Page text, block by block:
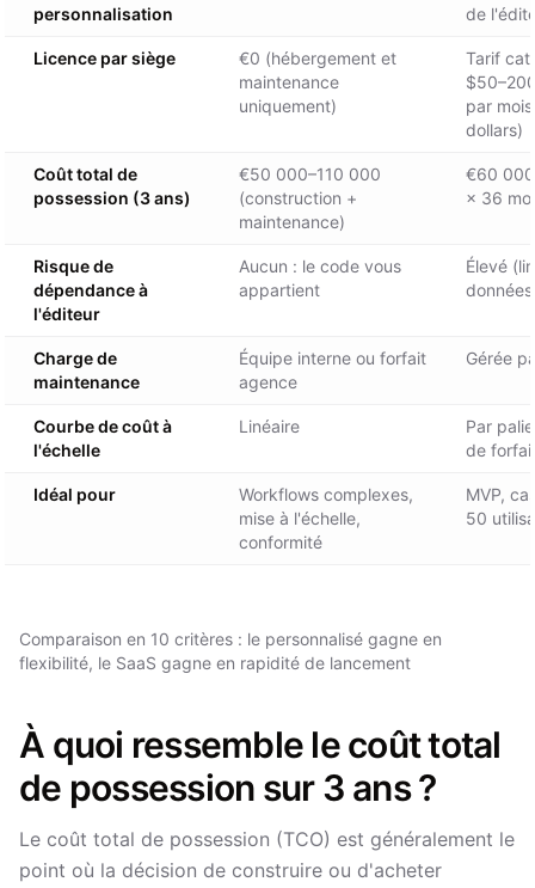
personnalisation de
Licence par siège
€0 (hébergement et
maintenance
uniquement)
Tarif
par
dollars)
Coût total de
possession (3 ans)
€50 000–110 000
(construction +
maintenance)
€60
× 36
Risque de
dépendance à
l'éditeur
Aucun : le code vous
appartient
Élevé
Charge de
maintenance
Équipe interne ou forfait
agence
Gérée
Courbe de coût à
l'échelle
Linéaire
Par
de
Idéal pour
Workflows complexes,
mise à l'échelle,
conformité
MVP,
50
Comparaison en 10 critères : le personnalisé gagne en
flexibilité, le SaaS gagne en rapidité de lancement
À quoi ressemble le coût total
de possession sur 3 ans ?
Le coût total de possession (TCO) est généralement le
point où la décision de construire ou d'acheter